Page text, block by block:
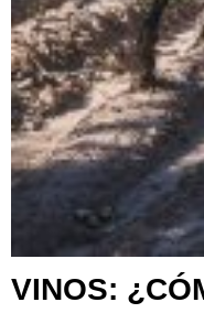
VINOS: